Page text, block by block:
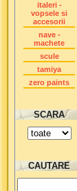
italeri -
vopsele si
accesorii
nave -
machete
scule
tamiya
zero paints
SCARA
CAUTARE